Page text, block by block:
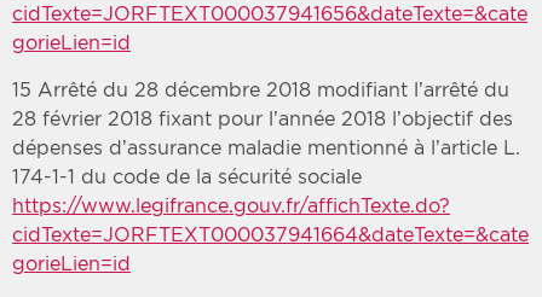
cidTexte=JORFTEXT000037941656&dateTexte=&cate
gorieLien=id
15 Arrêté du 28 décembre 2018 modifiant l’arrêté du
28 février 2018 fixant pour l’année 2018 l’objectif des
dépenses d’assurance maladie mentionné à l’article L.
174-1-1 du code de la sécurité sociale
https://www.legifrance.gouv.fr/affichTexte.do?
cidTexte=JORFTEXT000037941664&dateTexte=&cate
gorieLien=id